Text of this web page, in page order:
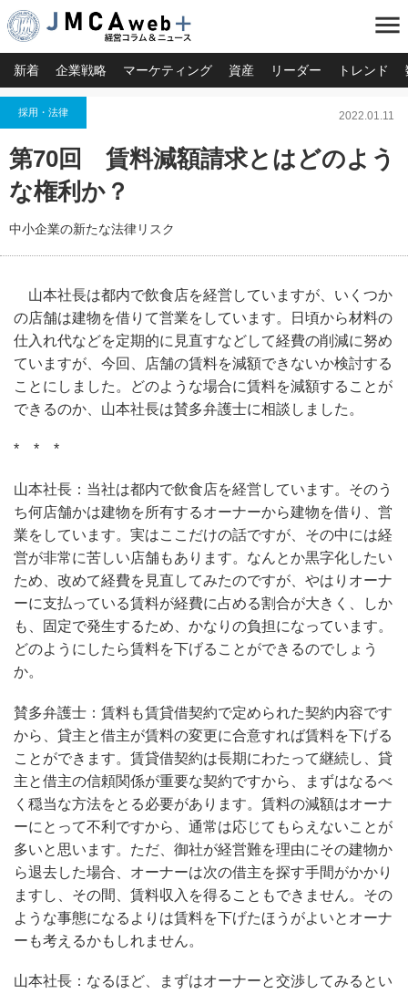
menu
新着 企業戦略 マーケティング 資産 リーダー トレンド
採用・法律 2022.01.11
第70回 賃料減額請求とはどのよう
な権利か？
中小企業の新たな法律リスク
山本社長は都内で飲食店を経営していますが、いくつか
の店舗は建物を借りて営業をしています。日頃から材料の
仕入れ代などを定期的に見直すなどして経費の削減に努め
ていますが、今回、店舗の賃料を減額できないか検討する
ことにしました。どのような場合に賃料を減額することが
できるのか、山本社長は賛多弁護士に相談しました。
* * *
山本社長：当社は都内で飲食店を経営しています。そのう
ち何店舗かは建物を所有するオーナーから建物を借り、営
業をしています。実はここだけの話ですが、その中には経
営が非常に苦しい店舗もあります。なんとか黒字化したい
ため、改めて経費を見直してみたのですが、やはりオーナ
ーに支払っている賃料が経費に占める割合が大きく、しか
も、固定で発生するため、かなりの負担になっています。
どのようにしたら賃料を下げることができるのでしょう
か。
賛多弁護士：賃料も賃貸借契約で定められた契約内容です
から、貸主と借主が賃料の変更に合意すれば賃料を下げる
ことができます。賃貸借契約は長期にわたって継続し、貸
主と借主の信頼関係が重要な契約ですから、まずはなるべ
く穏当な方法をとる必要があります。賃料の減額はオーナ
ーにとって不利ですから、通常は応じてもらえないことが
多いと思います。ただ、御社が経営難を理由にその建物か
ら退去した場合、オーナーは次の借主を探す手間がかかり
ますし、その間、賃料収入を得ることもできません。その
ような事態になるよりは賃料を下げたほうがよいとオーナ
ーも考えるかもしれません。
山本社長：なるほど、まずはオーナーと交渉してみるとい